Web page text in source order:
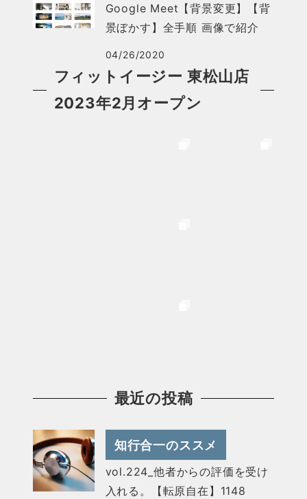
Google Meet【背景変更】【背
景ぼかす】全手順 画像で紹介
04/26/2020
フィットイージー 東松山店
2023年2月オープン
最近の投稿
知行合一のススメ
vol.224_他者からの評価を受け
入れる。【転原自在】1148